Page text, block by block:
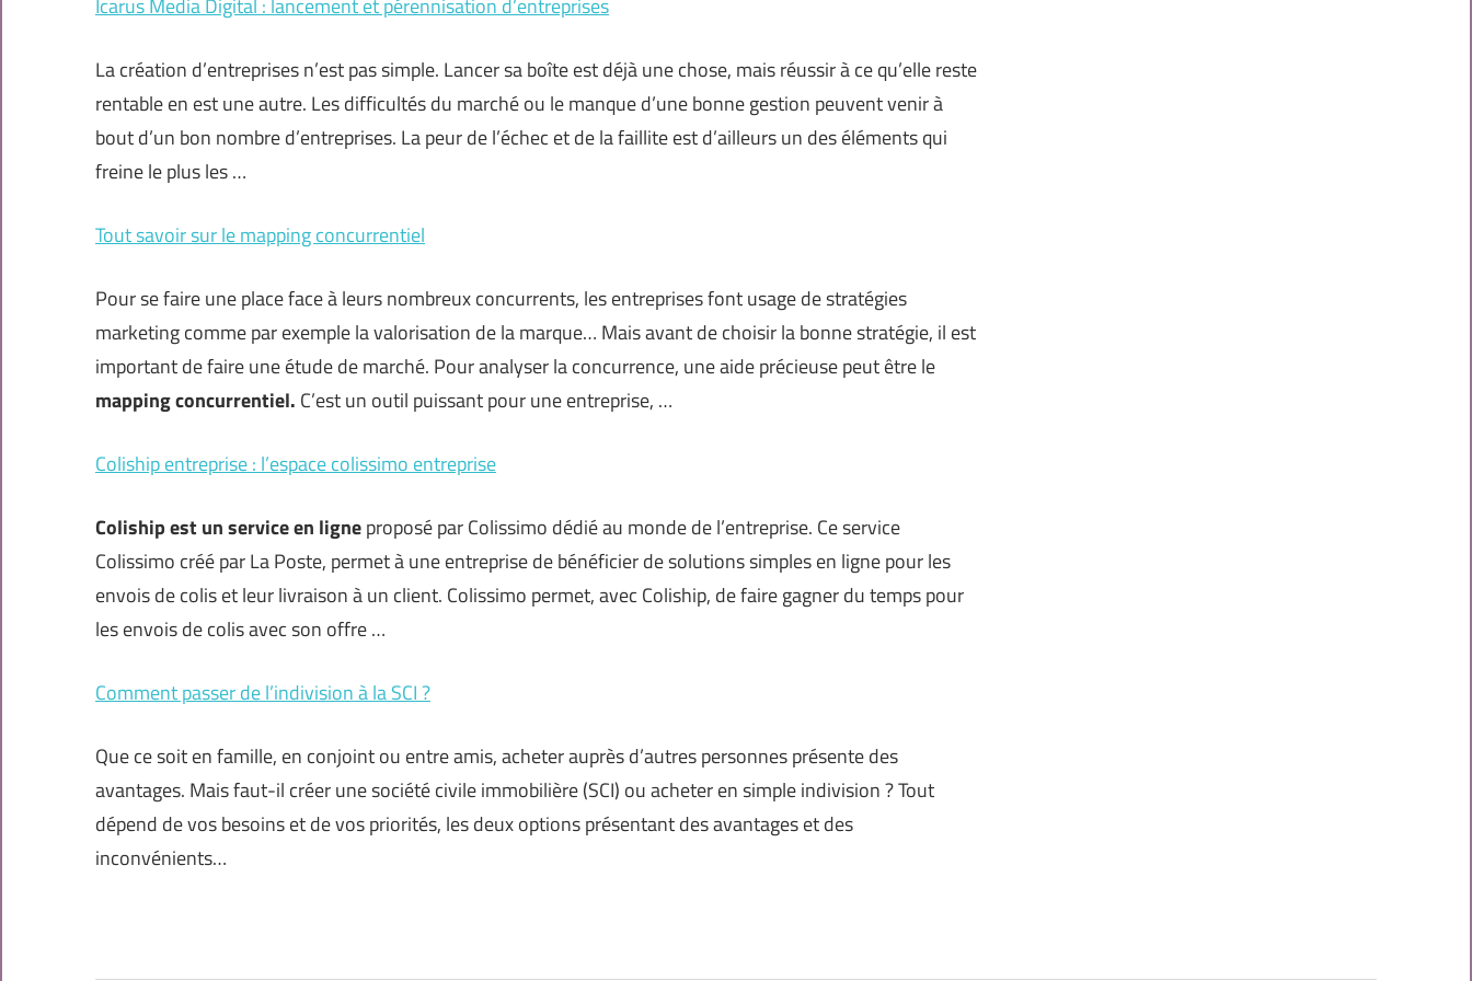
Icarus Media Digital : lancement et pérennisation d’entreprises
La création d’entreprises n’est pas simple. Lancer sa boîte est déjà une chose, mais réussir à ce qu’elle reste
rentable en est une autre. Les difficultés du marché ou le manque d’une bonne gestion peuvent venir à
bout d’un bon nombre d’entreprises. La peur de l’échec et de la faillite est d’ailleurs un des éléments qui
freine le plus les …
Tout savoir sur le mapping concurrentiel
Pour se faire une place face à leurs nombreux concurrents, les entreprises font usage de stratégies
marketing comme par exemple la valorisation de la marque… Mais avant de choisir la bonne stratégie, il est
important de faire une étude de marché. Pour analyser la concurrence, une aide précieuse peut être le
mapping concurrentiel. C’estun outil puissant pour une entreprise, …
Coliship entreprise : l’espace colissimo entreprise
Coliship est un service en ligneproposé par Colissimo dédié au monde de l’entreprise. Ce service
Colissimo créé par La Poste, permet à une entreprise de bénéficier de solutions simples en ligne pour les
envois de colis et leur livraison à un client. Colissimo permet, avec Coliship, de faire gagner du temps pour
les envois de colis avec son offre …
Comment passer de l’indivision à la SCI ?
Que ce soit en famille, en conjoint ou entre amis, acheter auprès d’autres personnes présente des
avantages. Mais faut-il créer une société civile immobilière (SCI) ou acheter en simple indivision ? Tout
dépend de vos besoins et de vos priorités, les deux options présentant des avantages et des
inconvénients…